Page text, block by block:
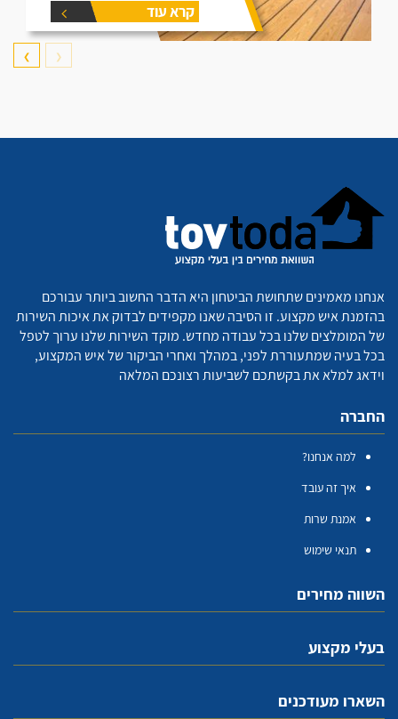
קרא עוד
❮
❯
אנחנו מאמינים שתחושת הביטחון היא הדבר החשוב ביותר עבורכם
בהזמנת איש מקצוע. זו הסיבה שאנו מקפידים לבדוק את איכות השירות
של המומלצים שלנו בכל עבודה מחדש. מוקד השירות שלנו ערוך לטפל
בכל בעיה שמתעוררת לפני, במהלך ואחרי הביקור של איש המקצוע,
וידאג למלא את בקשתכם לשביעות רצונכם המלאה
החברה
למה אנחנו?
איך זה עובד
אמנת שרות
תנאי שימוש
השווה מחירים
בעלי מקצוע
השארו מעודכנים